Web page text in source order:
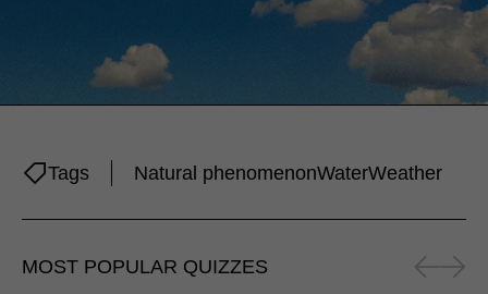
Tags Natural phenomenonWaterWeather
MOST POPULAR QUIZZES